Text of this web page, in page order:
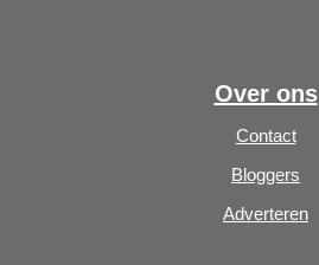
Over ons
Contact
Bloggers
Adverteren